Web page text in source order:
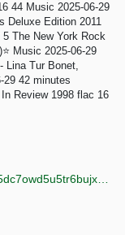
44 Music 2025-06-29
Deluxe Edition 2011
The New York Rock
Music 2025-06-29
Lina Tur Bonet,
29 42 minutes
Review 1998 flac 16